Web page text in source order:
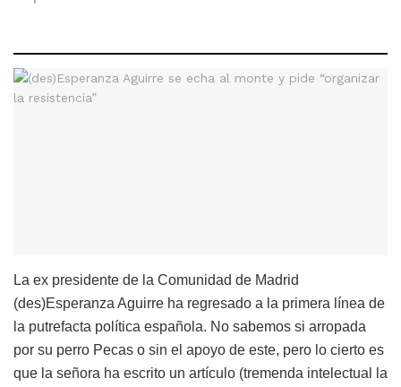
La ex presidente de la Comunidad de Madrid
(des)Esperanza Aguirre ha regresado a la primera línea de
la putrefacta política española. No sabemos si arropada
por su perro Pecas o sin el apoyo de este, pero lo cierto es
que la señora ha escrito un artículo (tremenda intelectual la